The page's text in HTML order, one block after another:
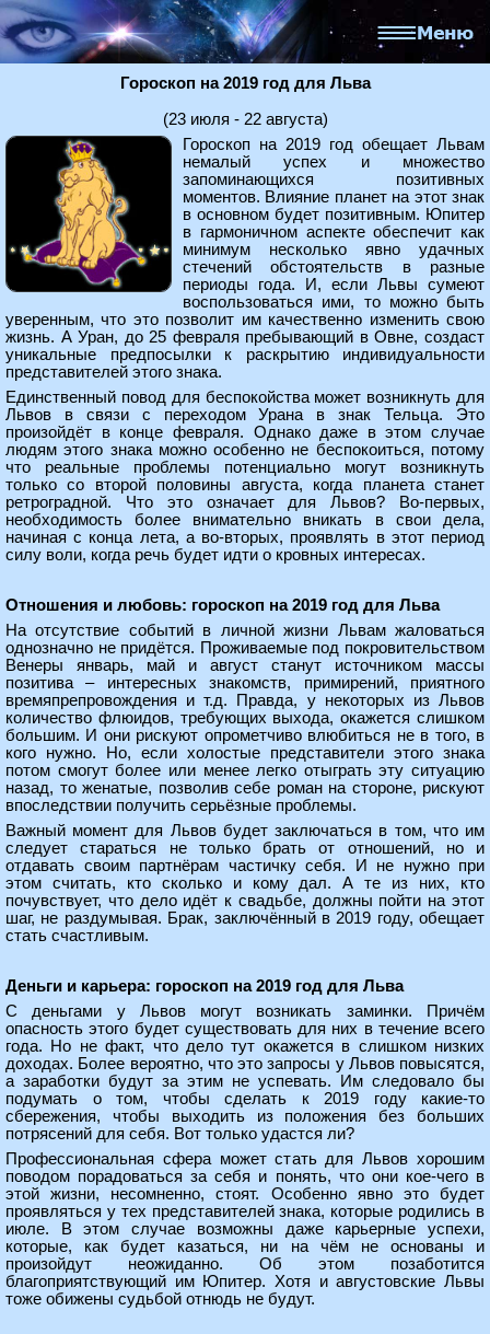
Гороскоп на 2019 год для Льва
(23 июля - 22 августа)
Гороскоп на 2019 год обещает Львам
немалый успех и множество
запоминающихся позитивных
моментов. Влияние планет на этот знак
в основном будет позитивным. Юпитер
в гармоничном аспекте обеспечит как
минимум несколько явно удачных
стечений обстоятельств в разные
периоды года. И, если Львы сумеют
воспользоваться ими, то можно быть
уверенным, что это позволит им качественно изменить свою
жизнь. А Уран, до 25 февраля пребывающий в Овне, создаст
уникальные предпосылки к раскрытию индивидуальности
представителей этого знака.
Единственный повод для беспокойства может возникнуть для
Львов в связи с переходом Урана в знак Тельца. Это
произойдёт в конце февраля. Однако даже в этом случае
людям этого знака можно особенно не беспокоиться, потому
что реальные проблемы потенциально могут возникнуть
только со второй половины августа, когда планета станет
ретроградной. Что это означает для Львов? Во-первых,
необходимость более внимательно вникать в свои дела,
начиная с конца лета, а во-вторых, проявлять в этот период
силу воли, когда речь будет идти о кровных интересах.
Отношения и любовь: гороскоп на 2019 год для Льва
На отсутствие событий в личной жизни Львам жаловаться
однозначно не придётся. Проживаемые под покровительством
Венеры январь, май и август станут источником массы
позитива – интересных знакомств, примирений, приятного
времяпрепровождения и т.д. Правда, у некоторых из Львов
количество флюидов, требующих выхода, окажется слишком
большим. И они рискуют опрометчиво влюбиться не в того, в
кого нужно. Но, если холостые представители этого знака
потом смогут более или менее легко отыграть эту ситуацию
назад, то женатые, позволив себе роман на стороне, рискуют
впоследствии получить серьёзные проблемы.
Важный момент для Львов будет заключаться в том, что им
следует стараться не только брать от отношений, но и
отдавать своим партнёрам частичку себя. И не нужно при
этом считать, кто сколько и кому дал. А те из них, кто
почувствует, что дело идёт к свадьбе, должны пойти на этот
шаг, не раздумывая. Брак, заключённый в 2019 году, обещает
стать счастливым.
Деньги и карьера: гороскоп на 2019 год для Льва
С деньгами у Львов могут возникать заминки. Причём
опасность этого будет существовать для них в течение всего
года. Но не факт, что дело тут окажется в слишком низких
доходах. Более вероятно, что это запросы у Львов повысятся,
а заработки будут за этим не успевать. Им следовало бы
подумать о том, чтобы сделать к 2019 году какие-то
сбережения, чтобы выходить из положения без больших
потрясений для себя. Вот только удастся ли?
Профессиональная сфера может стать для Львов хорошим
поводом порадоваться за себя и понять, что они кое-чего в
этой жизни, несомненно, стоят. Особенно явно это будет
проявляться у тех представителей знака, которые родились в
июле. В этом случае возможны даже карьерные успехи,
которые, как будет казаться, ни на чём не основаны и
произойдут неожиданно. Об этом позаботится
благоприятствующий им Юпитер. Хотя и августовские Львы
тоже обижены судьбой отнюдь не будут.